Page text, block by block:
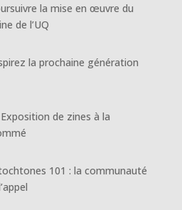
la mise en œuvre du
de l’UQ
la prochaine génération
de zines à la
101 : la communauté